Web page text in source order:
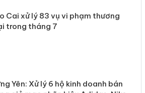
Cai xử lý 83 vụ vi phạm thương
trong tháng 7
Yên: Xử lý 6 hộ kinh doanh bán